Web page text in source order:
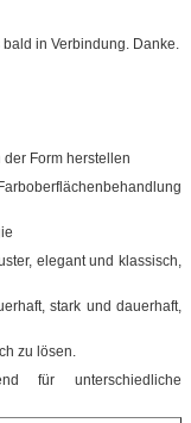
in Verbindung. Danke.
Form herstellen
elegant und klassisch,
stark und dauerhaft,
zu lösen.
für unterschiedliche